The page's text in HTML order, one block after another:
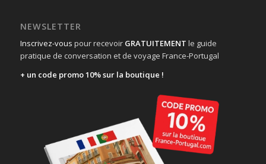
NEWSLETTER
Inscrivez-vous pour recevoir GRATUITEMENT le guide
pratique de conversation et de voyage France-Portugal
+ un code promo 10% sur la boutique !